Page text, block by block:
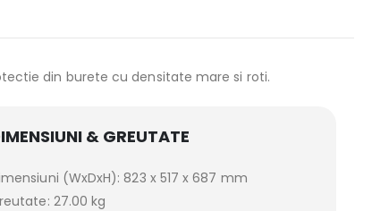
din burete cu densitate mare si roti.
& GREUTATE
(WxDxH): 823 x 517 x 687 mm
27.00 kg